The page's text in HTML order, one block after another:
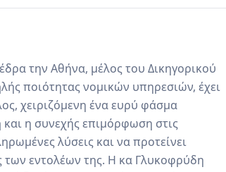
την Αθήνα, μέλος του Δικηγορικού
ποιότητας νομικών υπηρεσιών, έχει
χειριζόμενη ένα ευρύ φάσμα
και η συνεχής επιμόρφωση στις
λύσεις και να προτείνει
των εντολέων της. Η κα Γλυκοφρύδη